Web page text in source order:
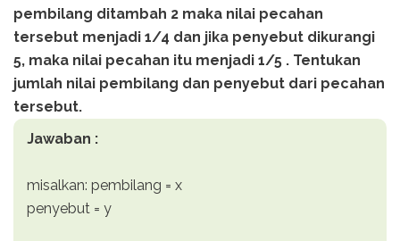
pembilang ditambah 2 maka nilai pecahan
tersebut menjadi 1/4 dan jika penyebut dikurangi
5, maka nilai pecahan itu menjadi 1/5 . Tentukan
jumlah nilai pembilang dan penyebut dari pecahan
tersebut.
Jawaban :
misalkan: pembilang = x
penyebut = y